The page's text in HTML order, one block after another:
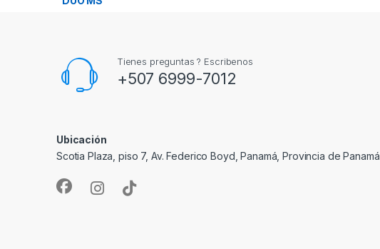
Tienes preguntas ? Escribenos
+507 6999-7012
Ubicación
Scotia Plaza, piso 7, Av. Federico Boyd, Panamá, Provincia de Panamá